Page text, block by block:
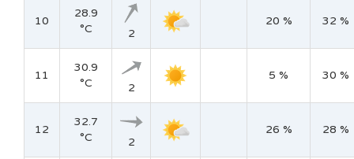
10
28.9
°C
2
20 % 32 %
11
30.9
°C
2
5 % 30 %
12
32.7
°C
2
26 % 28 %